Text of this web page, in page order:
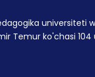
universiteti
Temur ko'chasi 104